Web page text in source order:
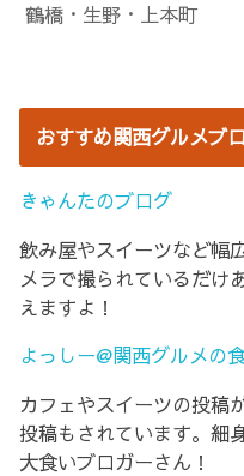
鶴橋・生野・上本町
おすすめ関西グルメブ
きゃんたのブログ
飲み屋やスイーツなど幅
メラで撮られているだけ
えますよ！
よっしー@関西グルメの
カフェやスイーツの投稿
投稿もされています。細
大食いブロガーさん！